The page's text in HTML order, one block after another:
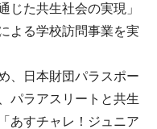
じた共生社会の実現」
よる学校訪問事業を実
、日本財団パラスポー
パラアスリートと共生
あすチャレ！ジュニア